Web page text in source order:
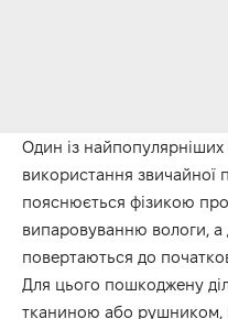
Один із
використання звичайної
пояснюється фізикою
випаровуванню вологи, а
повертаються до
Для цього пошкоджену
тканиною або рушником,